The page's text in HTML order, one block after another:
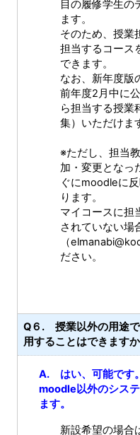
目の履修学生の
ます。
そのため、授業
担当するコース
できます。
なお、新年度版
前年度2月中に
ら担当する授業
集）いただけま
※ただし、担当
加・変更となっ
ぐにmoodleに
ります。
マイコースに担
されていない場
（
ださい。
Q６. 授業以外の用途
用することはできます
A. はい、可能です
moodle以外のシス
ます。
新設希望の場合